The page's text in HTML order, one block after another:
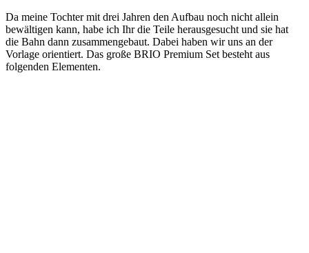
Da meine Tochter mit drei Jahren den Aufbau noch nicht allein
bewältigen kann, habe ich Ihr die Teile herausgesucht und sie hat
die Bahn dann zusammengebaut. Dabei haben wir uns an der
Vorlage orientiert. Das große BRIO Premium Set besteht aus
folgenden Elementen.